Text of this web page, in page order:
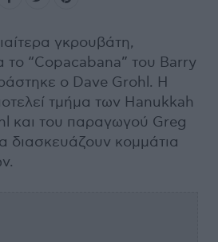
γκρουβάτη,
το “Copacabana” του Barry
ο Dave Grohl. Η
τμήμα των Hanukkah
και του παραγωγού Greg
διασκευάζουν κομμάτια